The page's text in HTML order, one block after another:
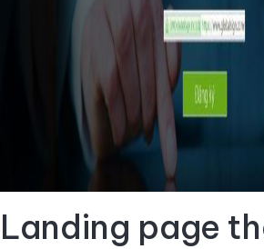
Landing page